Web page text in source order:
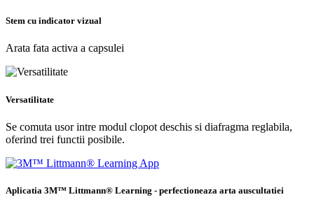
Stem cu indicator vizual
Arata fata activa a capsulei
Versatilitate
Se comuta usor intre modul clopot deschis si diafragma reglabila,
oferind trei functii posibile.
Aplicatia 3M™ Littmann® Learning - perfectioneaza arta auscultatiei